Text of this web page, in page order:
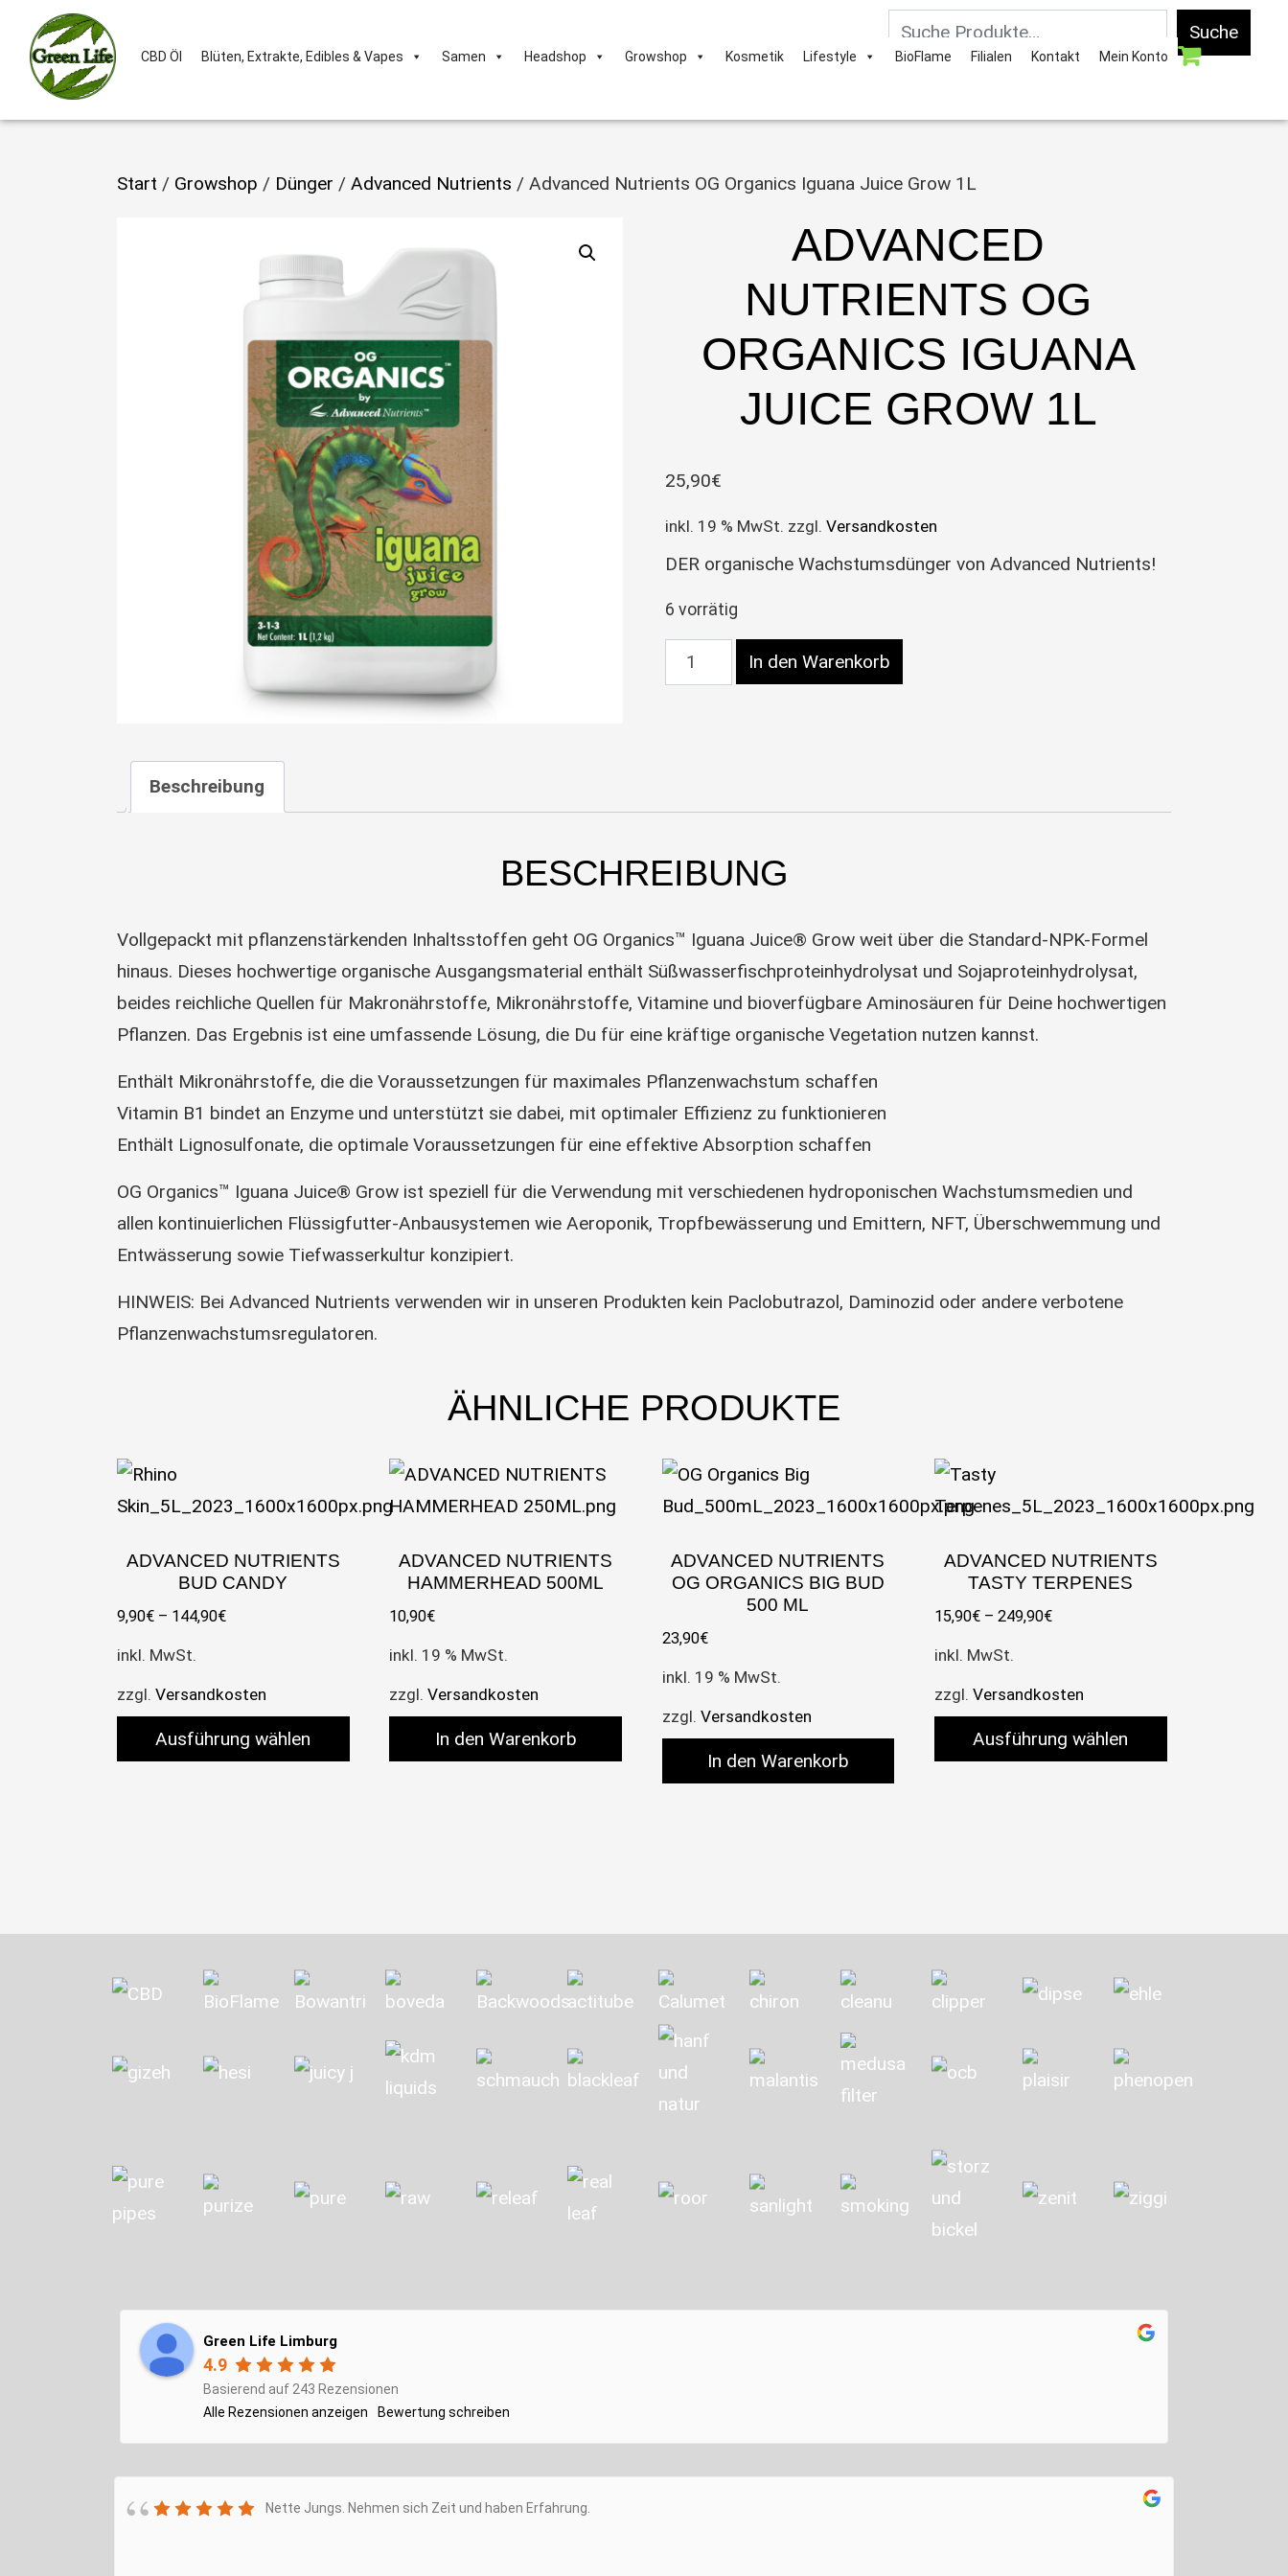
Suche
CBD Öl Blüten, Extrakte, Edibles & Vapes Samen Headshop Growshop Kosmetik Lifestyle BioFlame Filialen Kontakt Mein Konto
Start / Growshop / Dünger / Advanced Nutrients / Advanced Nutrients OG Organics Iguana Juice Grow 1L
ADVANCED
NUTRIENTS OG
ORGANICS IGUANA
JUICE GROW 1L
25,90€
inkl. 19 % MwSt. zzgl. Versandkosten
DER organische Wachstumsdünger von Advanced Nutrients!
6 vorrätig
Advanced Nutrients OG Organics Iguana Juice Grow 1L Menge
In den Warenkorb
Beschreibung
BESCHREIBUNG
Vollgepackt mit pflanzenstärkenden Inhaltsstoffen geht OG Organics™ Iguana Juice® Grow weit über die Standard-NPK-Formel
hinaus. Dieses hochwertige organische Ausgangsmaterial enthält Süßwasserfischproteinhydrolysat und Sojaproteinhydrolysat,
beides reichliche Quellen für Makronährstoffe, Mikronährstoffe, Vitamine und bioverfügbare Aminosäuren für Deine hochwertigen
Pflanzen. Das Ergebnis ist eine umfassende Lösung, die Du für eine kräftige organische Vegetation nutzen kannst.
Enthält Mikronährstoffe, die die Voraussetzungen für maximales Pflanzenwachstum schaffen
Vitamin B1 bindet an Enzyme und unterstützt sie dabei, mit optimaler Effizienz zu funktionieren
Enthält Lignosulfonate, die optimale Voraussetzungen für eine effektive Absorption schaffen
OG Organics™ Iguana Juice® Grow ist speziell für die Verwendung mit verschiedenen hydroponischen Wachstumsmedien und
allen kontinuierlichen Flüssigfutter-Anbausystemen wie Aeroponik, Tropfbewässerung und Emittern, NFT, Überschwemmung und
Entwässerung sowie Tiefwasserkultur konzipiert.
HINWEIS: Bei Advanced Nutrients verwenden wir in unseren Produkten kein Paclobutrazol, Daminozid oder andere verbotene
Pflanzenwachstumsregulatoren.
ÄHNLICHE PRODUKTE
ADVANCED NUTRIENTS
BUD CANDY
9,90€ – 144,90€
inkl. MwSt.
zzgl. Versandkosten
Ausführung wählen
ADVANCED NUTRIENTS
HAMMERHEAD 500ML
10,90€
inkl. 19 % MwSt.
zzgl.Versandkosten
In den Warenkorb
ADVANCED NUTRIENTS
OG ORGANICS BIG BUD
500 ML
23,90€
inkl. 19 % MwSt.
zzgl. Versandkosten
In den Warenkorb
ADVANCED NUTRIENTS
TASTY TERPENES
15,90€ –249,90€
inkl. MwSt.
zzgl.Versandkosten
Ausführung wählen
Green Life Limburg
4.9
Basierend auf 243 Rezensionen
Alle Rezensionen anzeigen
Bewertung schreiben
Nette Jungs. Nehmen sich Zeit und haben Erfahrung.